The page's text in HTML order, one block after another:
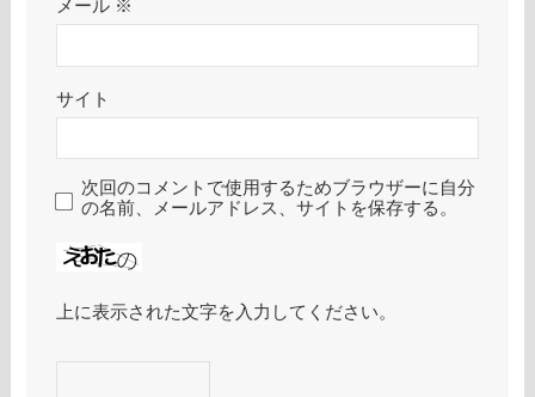
メール ※
サイト
次回のコメントで使用するためブラウザーに自分
の名前、メールアドレス、サイトを保存する。
上に表示された文字を入力してください。